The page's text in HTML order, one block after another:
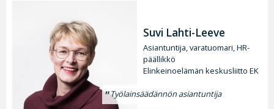
Suvi Lahti-Leeve
Asiantuntija, varatuomari, HR-
päällikkö
Elinkeinoelämän keskusliitto EK
Työlainsäädännön asiantuntija